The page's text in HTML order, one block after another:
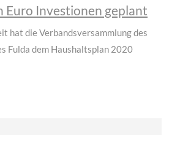
Euro Investionen geplant
hat die Verbandsversammlung des
Fulda dem Haushaltsplan 2020
Bauunternehmen
commodo ligula eget dolor.